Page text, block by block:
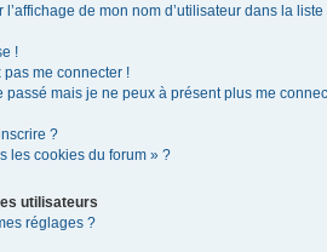
de mon nom d’utilisateur dans la liste
!
me connecter !
passé mais je ne peux à présent plus me
?
les cookies du forum » ?
utilisateurs
réglages ?